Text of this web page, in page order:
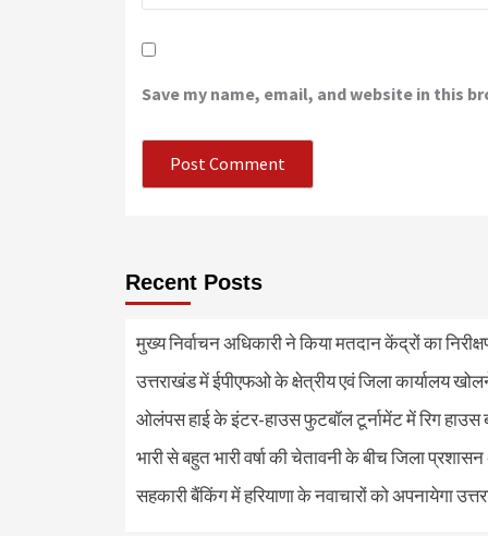
Save my name, email, and website in this
Recent Posts
मुख्य निर्वाचन अधिकारी ने किया मतदान केंद्रों का
उत्तराखंड में ईपीएफओ के क्षेत्रीय एवं जिला कार्यालय
ओलंपस हाई के इंटर-हाउस फुटबॉल टूर्नामेंट में रिग हाउस
भारी से बहुत भारी वर्षा की चेतावनी के बीच जिला
सहकारी बैंकिंग में हरियाणा के नवाचारों को अपनायेगा